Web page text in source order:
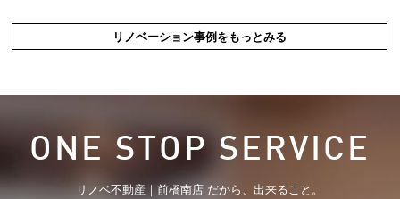
リノベーション事例をもっとみる
ONE STOP SERVICE
リノベ不動産｜前橋南店 だから、出来ること。